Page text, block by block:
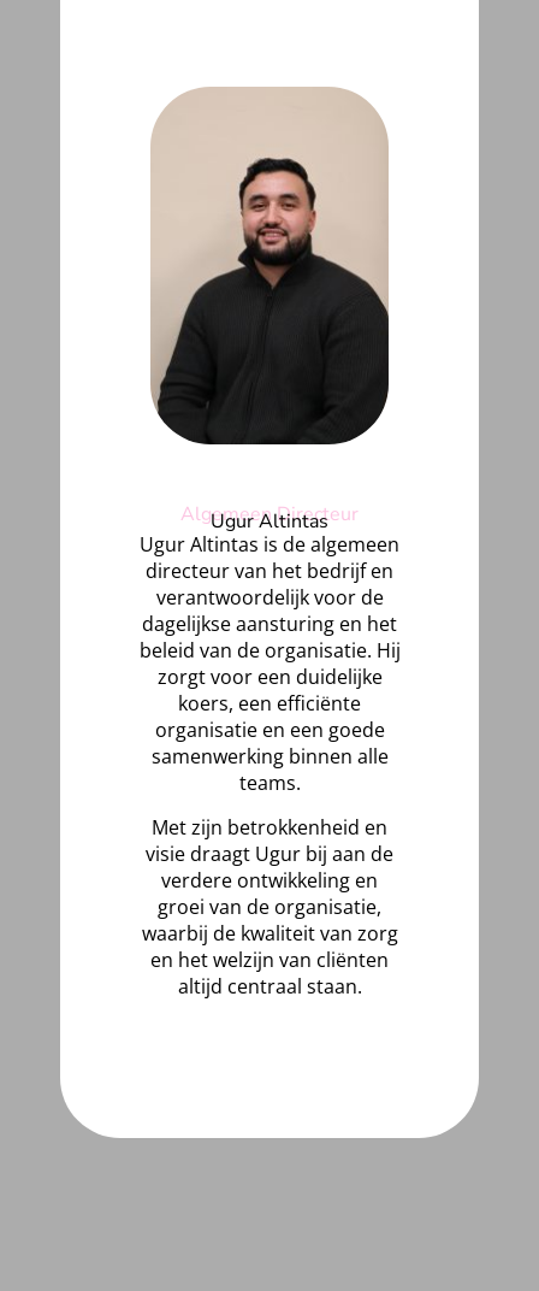
Algemeen Directeur
Ugur Altintas
Ugur Altintas is de algemeen
directeur van het bedrijf en
verantwoordelijk voor de
dagelijkse aansturing en het
beleid van de organisatie. Hij
zorgt voor een duidelijke
koers, een efficiënte
organisatie en een goede
samenwerking binnen alle
teams.
Met zijn betrokkenheid en
visie draagt Ugur bij aan de
verdere ontwikkeling en
groei van de organisatie,
waarbij de kwaliteit van zorg
en het welzijn van cliënten
altijd centraal staan.